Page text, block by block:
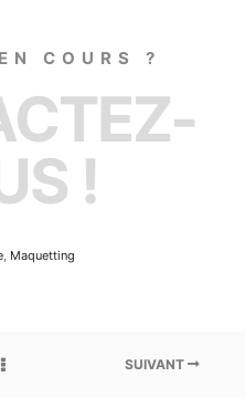
COURS ?
!
Maquetting
SUIVANT